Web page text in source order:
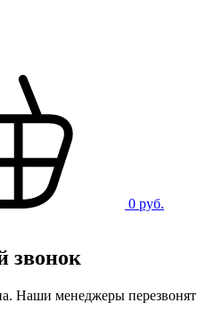
0 руб.
звонок
Наши менеджеры перезвонят